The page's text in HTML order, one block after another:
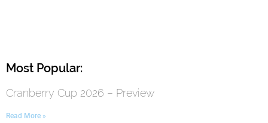
Most Popular:
Cranberry Cup 2026 – Preview
Read More »